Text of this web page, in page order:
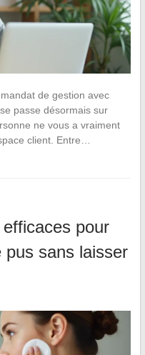
de gestion avec
passe désormais sur
ne vous a vraiment
client. Entre…
pour
pus sans laisser